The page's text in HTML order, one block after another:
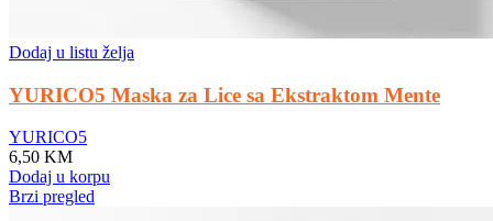
Dodaj u listu želja
YURICO5 Maska za Lice sa Ekstraktom Mente
YURICO5
6,50 KM
Dodaj u korpu
Brzi pregled